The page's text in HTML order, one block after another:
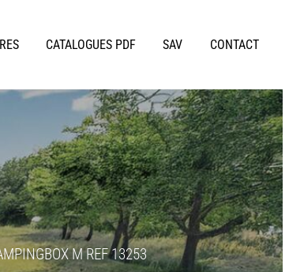
CATALOGUES PDF SAV CONTACT
M REF 13253